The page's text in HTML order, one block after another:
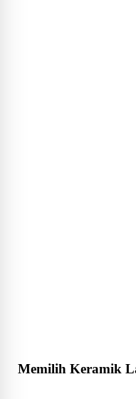
Memilih Keramik